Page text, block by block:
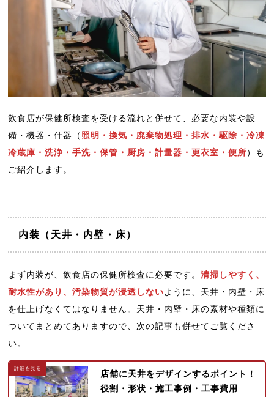
飲食店が保健所検査を受ける流れと併せて、必要な内装や設
備・機器・什器（ 照明・換気・廃棄物処理・排水・駆除・冷凍
冷蔵庫・洗浄・手洗・保管・厨房・計量器・更衣室・便所）も
ご紹介します。
内装（天井・内壁・床）
まず内装が、飲食店の保健所検査に必要です。清掃しやすく、
耐水性があり、汚染物質が浸透しないように、天井・内壁・床
を仕上げなくてはなりません。天井・内壁・床の素材や種類に
ついてまとめてありますので、次の記事も併せてご覧くださ
い。
店舗に天井をデザインするポイント！
役割・形状・施工事例・工事費用